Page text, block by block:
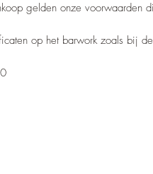
gelden onze voorwaarden
op het barwork zoals bij